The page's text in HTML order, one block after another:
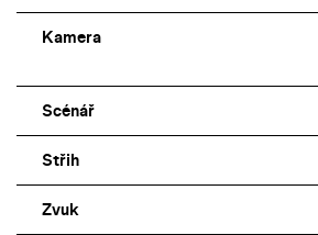
Kamera
Scénář
Střih
Zvuk